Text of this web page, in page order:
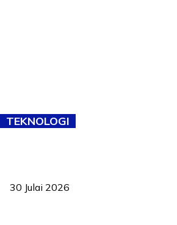
TEKNOLOGI
30 Julai 2026